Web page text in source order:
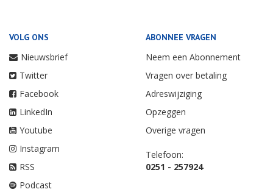
VOLG ONS
Nieuwsbrief
Twitter
Facebook
LinkedIn
Youtube
Instagram
RSS
Podcast
ABONNEE VRAGEN
Neem een Abonnement
Vragen over betaling
Adreswijziging
Opzeggen
Overige vragen
Telefoon:
0251 - 257924